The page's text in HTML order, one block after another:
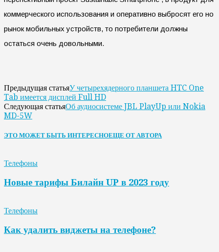
коммерческого использования и оперативно выбросят его но
рынок мобильных устройств, то потребители должны
остаться очень довольными.
Предыдущая статьяУ четырехядерного планшета HTC One
Tab имеется дисплей Full HD
Следующая статьяОб аудиосистеме JBL PlayUp или Nokia
MD-5W
ЭТО МОЖЕТ БЫТЬ ИНТЕРЕСНОЕЩЕ ОТ АВТОРА
Телефоны
Новые тарифы Билайн UP в 2023 году
Телефоны
Как удалить виджеты на телефоне?